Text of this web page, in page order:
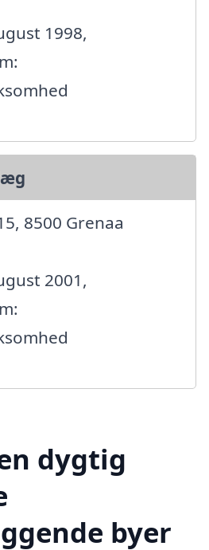
1998,
8500 Grenaa
2001,
dygtig
byer